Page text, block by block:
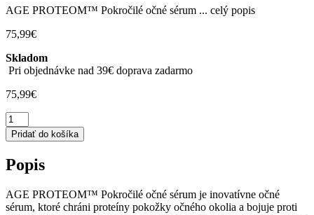
AGE PROTEOM™ Pokročilé očné sérum ... celý popis
75,99€
Skladom
Pri objednávke nad 39€ doprava zadarmo
75,99€
množstvo
Institut
Esthederm
PROTEOM™
OČNÉ
SÉRUM
Pridať do košíka
Popis
AGE PROTEOM™ Pokročilé očné sérum je inovatívne očné
sérum, ktoré chráni proteíny pokožky očného okolia a bojuje proti